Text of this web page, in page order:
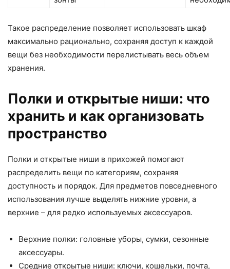
Такое распределение позволяет использовать шкаф
максимально рационально, сохраняя доступ к каждой
вещи без необходимости перелистывать весь объем
хранения.
Полки и открытые ниши: что
хранить и как организовать
пространство
Полки и открытые ниши в прихожей помогают
распределить вещи по категориям, сохраняя
доступность и порядок. Для предметов повседневного
использования лучше выделять нижние уровни, а
верхние – для редко используемых аксессуаров.
Верхние полки: головные уборы, сумки, сезонные
аксессуары.
Средние открытые ниши: ключи, кошельки, почта,